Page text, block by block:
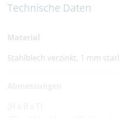
Technische Daten
Material
Stahlblech verzinkt, 1 mm